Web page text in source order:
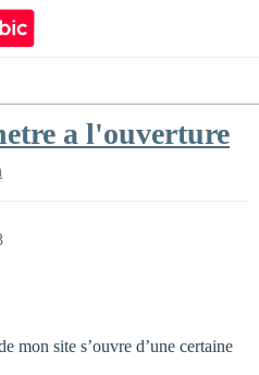
a l'ouverture
mon site s’ouvre d’une certaine